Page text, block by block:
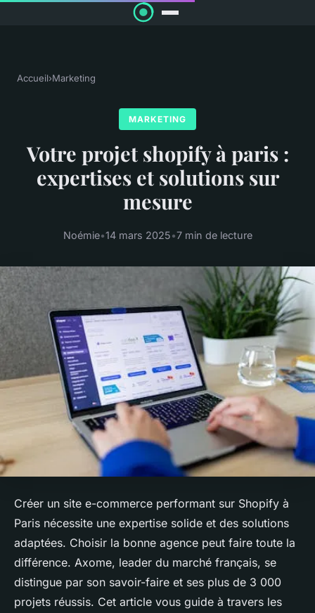
Accueil›Marketing
MARKETING
Votre projet shopify à paris :
expertises et solutions sur
mesure
Noémie•14 mars 2025•7 min de lecture
Créer un site e-commerce performant sur Shopify à
Paris nécessite une expertise solide et des solutions
adaptées. Choisir la bonne agence peut faire toute la
différence. Axome, leader du marché français, se
distingue par son savoir-faire et ses plus de 3 000
projets réussis. Cet article vous guide à travers les